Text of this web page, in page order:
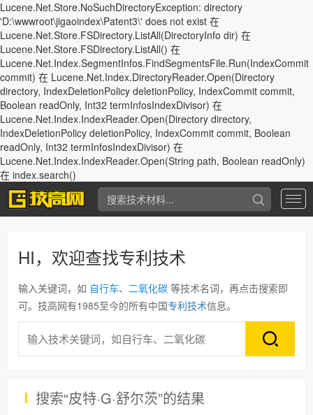
Lucene.Net.Store.NoSuchDirectoryException: directory
'D:\wwwroot\jigaoindex\Patent3\' does not exist 在
Lucene.Net.Store.FSDirectory.ListAll(DirectoryInfo dir) 在
Lucene.Net.Store.FSDirectory.ListAll() 在
Lucene.Net.Index.SegmentInfos.FindSegmentsFile.Run(IndexCommit
commit) 在 Lucene.Net.Index.DirectoryReader.Open(Directory
directory, IndexDeletionPolicy deletionPolicy, IndexCommit commit,
Boolean readOnly, Int32 termInfosIndexDivisor) 在
Lucene.Net.Index.IndexReader.Open(Directory directory,
IndexDeletionPolicy deletionPolicy, IndexCommit commit, Boolean
readOnly, Int32 termInfosIndexDivisor) 在
Lucene.Net.Index.IndexReader.Open(String path, Boolean readOnly)
在 index.search()
专
利
HI，欢迎查找专利技术
输入关键词，如 自行车、 二氧化碳 等技术名词，再点击搜索即
可。技高网有1985至今的所有中国专利技术信息。
搜索“皮特·G·舒尔茨”的结果